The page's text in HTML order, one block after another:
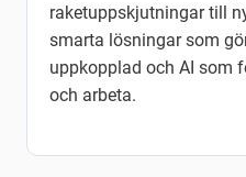
raketuppskjutningar till
smarta lösningar som
uppkopplad och AI som
och arbeta.